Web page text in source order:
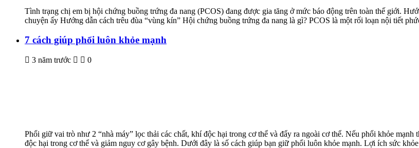
Tình trạng chị em bị hội chứng buồng trứng đa nang (PCOS) đang được gia tăng ở mức báo động trên toàn thế giới.
chuyện ấy Hướng dẫn cách trêu đùa “vùng kín” Hội chứng buồng trứng đa nang là gì? PCOS là một rối loạn nội tiết
7 cách giúp phổi luôn khỏe mạnh
3 năm trước 0
Phổi giữ vai trò như 2 “nhà máy” lọc thải các chất, khí độc hại trong cơ thể và đẩy ra ngoài cơ thể. Nếu phổi khỏe
độc hại trong cơ thể và giảm nguy cơ gây bệnh. Dưới đây là số cách giúp bạn giữ phổi luôn khỏe mạnh. Lợi ích sức